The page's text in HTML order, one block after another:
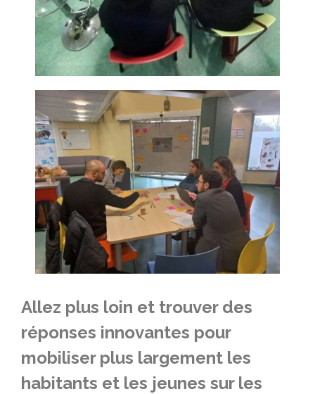
Allez plus loin et trouver des
réponses innovantes pour
mobiliser plus largement les
habitants et les jeunes sur les